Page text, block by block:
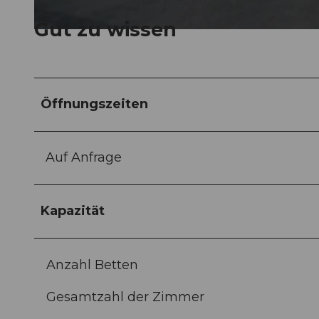
©CC-BY-NC-ND
Gut zu wissen
Öffnungszeiten
Auf Anfrage
Kapazität
Anzahl Betten
Gesamtzahl der Zimmer